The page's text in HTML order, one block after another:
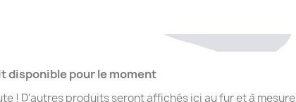
disponible pour le moment
! D'autres produits seront affichés ici au fur et à mesure